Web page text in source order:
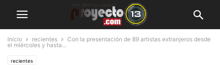
Inicio recientes
Con la presentación de 89 artistas extranjeros desde
el miércoles y hasta...
recientes